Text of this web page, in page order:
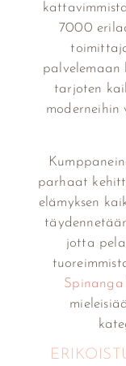
7000
palvelemaan
tarjoten
parhaat
elämyksen
jotta
Spinanga